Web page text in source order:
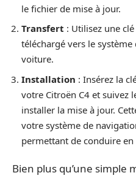
le fichier de mise à jour.
Transfert : Utilisez une
téléchargé vers le
voiture.
Installation : Insérez la
votre Citroën C4 et suivez
installer la mise à jour.
votre système de
permettant de conduire
Bien plus qu’une simple